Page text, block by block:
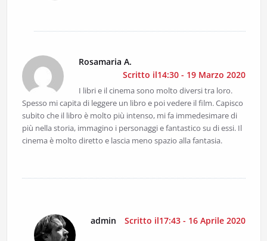
Rosamaria A.
Scritto il14:30 - 19 Marzo 2020
I libri e il cinema sono molto diversi tra loro.
Spesso mi capita di leggere un libro e poi vedere il film. Capisco
subito che il libro è molto più intenso, mi fa immedesimare di
più nella storia, immagino i personaggi e fantastico su di essi. Il
cinema è molto diretto e lascia meno spazio alla fantasia.
admin Scritto il17:43 - 16 Aprile 2020